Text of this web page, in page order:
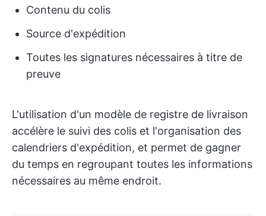
Contenu du colis
Source d'expédition
Toutes les signatures nécessaires à titre de
preuve
L'utilisation d'un modèle de registre de livraison
accélère le suivi des colis et l'organisation des
calendriers d'expédition, et permet de gagner
du temps en regroupant toutes les informations
nécessaires au même endroit.